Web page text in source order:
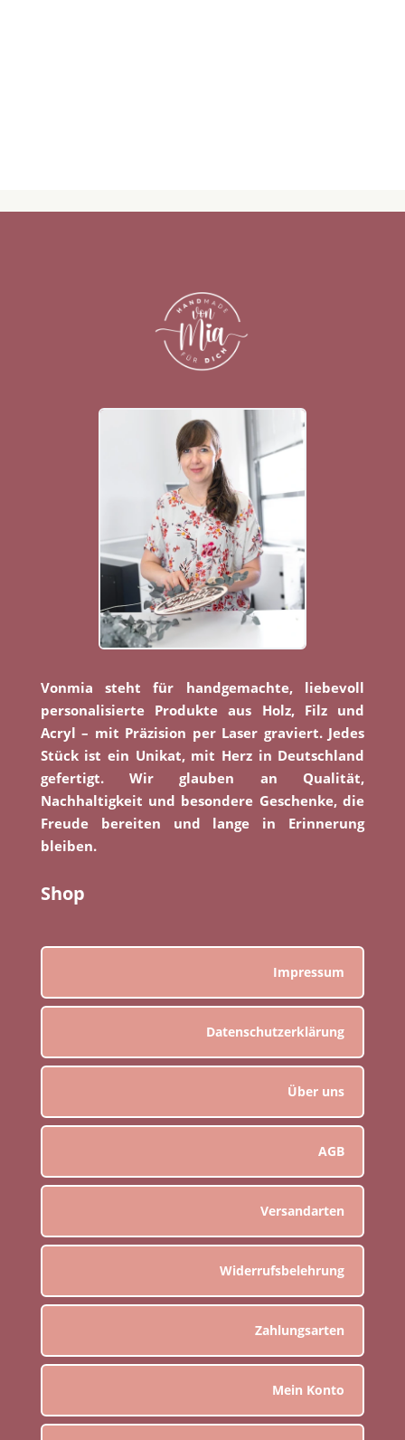
Vonmia steht für handgemachte, liebevoll
personalisierte Produkte aus Holz, Filz und
Acryl – mit Präzision per Laser graviert. Jedes
Stück ist ein Unikat, mit Herz in Deutschland
gefertigt. Wir glauben an Qualität,
Nachhaltigkeit und besondere Geschenke, die
Freude bereiten und lange in Erinnerung
bleiben.
Shop
Impressum
Datenschutzerklärung
Über uns
AGB
Versandarten
Widerrufsbelehrung
Zahlungsarten
Mein Konto